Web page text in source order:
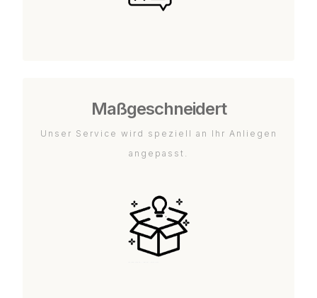
Maßgeschneidert
Unser Service wird speziell an Ihr Anliegen
angepasst.